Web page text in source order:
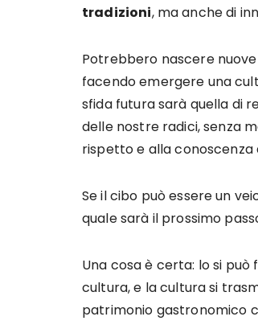
tradizioni, ma anche di
Potrebbero nascere
facendo emergere una
sfida futura sarà quella di
delle nostre radici, senza
rispetto e alla
Se il cibo può essere un
quale sarà il prossimo
Una cosa è certa: lo si
cultura, e la cultura si
patrimonio gastronomico